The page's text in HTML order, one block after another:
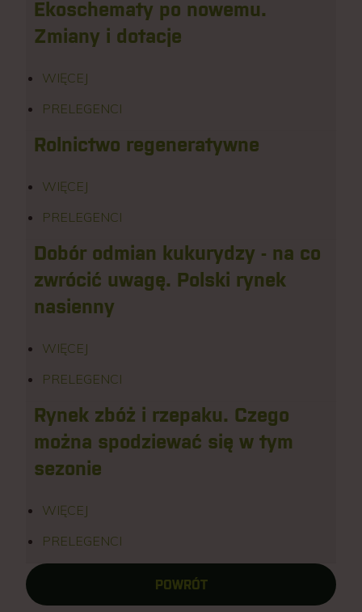
Ekoschematy po nowemu.
Zmiany i dotacje
WIĘCEJ
PRELEGENCI
Rolnictwo regeneratywne
WIĘCEJ
PRELEGENCI
Dobór odmian kukurydzy - na co
zwrócić uwagę. Polski rynek
nasienny
WIĘCEJ
PRELEGENCI
Rynek zbóż i rzepaku. Czego
można spodziewać się w tym
sezonie
WIĘCEJ
PRELEGENCI
POWRÓT